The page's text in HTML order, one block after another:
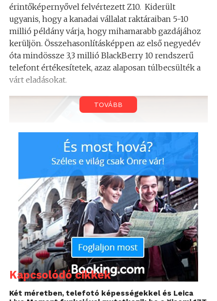
érintőképernyővel felvértezett Z10. Kiderült
ugyanis, hogy a kanadai vállalat raktáraiban 5-10
millió példány várja, hogy mihamarabb gazdájához
kerüljön. Összehasonlításképpen az első negyedév
óta mindössze 3,3 millió BlackBerry 10 rendszerű
telefont értékesítetek, azaz alaposan túlbecsülték a
várt eladásokat.
Vélhetően az ilyen problémák is közrejátszhattak
abban, hogy a BlackBerry mára a csőd szélén táncol
és hamarosan a Fairfax nevű konzorcium
tulajdonába kerülhet.
TOVÁBB
Kapcsolódó cikkek
Két méretben, telefotó képességekkel és Leica